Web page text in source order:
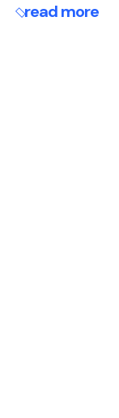
read more